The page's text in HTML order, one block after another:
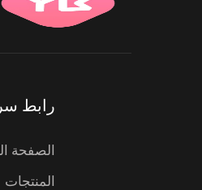
رابط
الصفحة
المنتجات